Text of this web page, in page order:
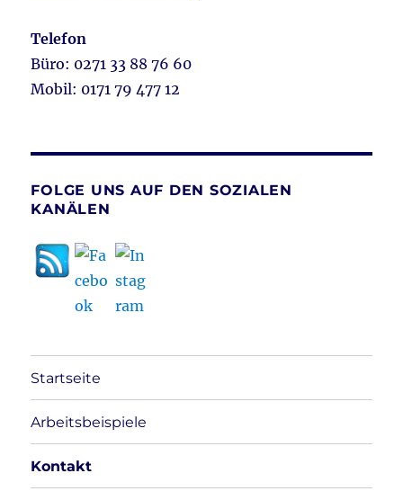
Telefon
Büro: 0271 33 88 76 60
Mobil: 0171 79 477 12
FOLGE UNS AUF DEN SOZIALEN
KANÄLEN
Startseite
Arbeitsbeispiele
Kontakt